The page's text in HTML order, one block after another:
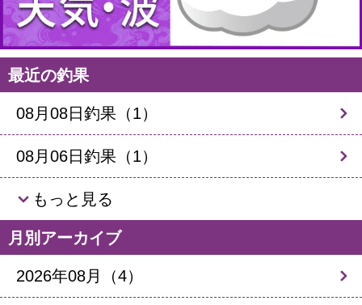
最近の釣果
08月08日釣果（1）
08月06日釣果（1）
もっと見る
月別アーカイブ
2026年08月（4）